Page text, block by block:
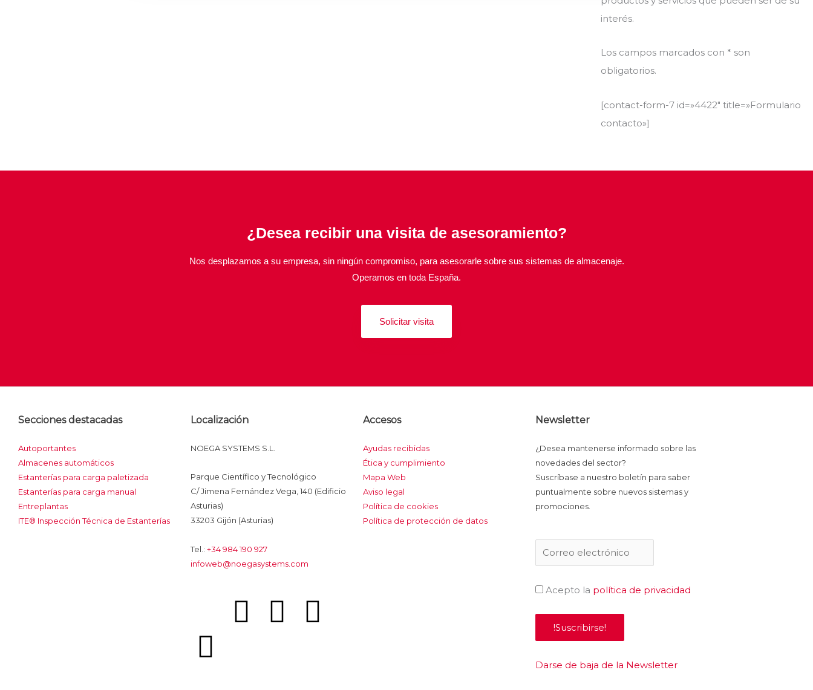
interés.
Los campos marcados con * son
obligatorios.
[contact-form-7 id=»4422″ title=»Formulario
contacto»]
¿Desea recibir una visita de asesoramiento?
Nos desplazamos a su empresa, sin ningún compromiso, para asesorarle sobre sus sistemas de almacenaje.
Operamos en toda España.
Solicitar visita
Secciones destacadas
Autoportantes
Almacenes automáticos
Estanterías para carga paletizada
Estanterías para carga manual
Entreplantas
ITE® Inspección Técnica de Estanterías
Localización
NOEGA SYSTEMS S.L.
Parque Científico y Tecnológico
C/ Jimena Fernández Vega, 140 (Edificio
Asturias)
33203 Gijón (Asturias)
Tel.: +34 984 190 927
infoweb@noegasystems.com
c
F
L
Y
n
Accesos
Ayudas recibidas
Ética y cumplimiento
Mapa Web
Aviso legal
Política de cookies
Política de protección de datos
Newsletter
¿Desea mantenerse informado sobre las
novedades del sector?
Suscríbase a nuestro boletín para saber
puntualmente sobre nuevos sistemas y
promociones.
Acepto la política de privacidad
Darse de baja de la Newsletter